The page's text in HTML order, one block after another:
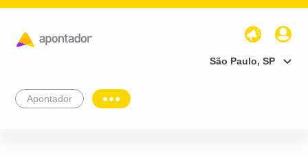
São Paulo, SP
Apontador